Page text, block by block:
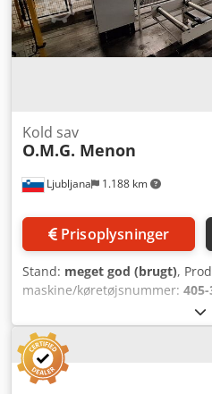
Ljubljana 1.188 km
Kold sav
O.M.G. Menon
Prisoplysninger
Stand: meget god (brugt),
maskine/køretøjsnummer:
til skæring af ALU-profiler. 6-
alu-profiler. Profilstørrelse:
skærelængde: 1500 mm,
Maksimal længde på
Skærelængde tolerance: +/-0,3